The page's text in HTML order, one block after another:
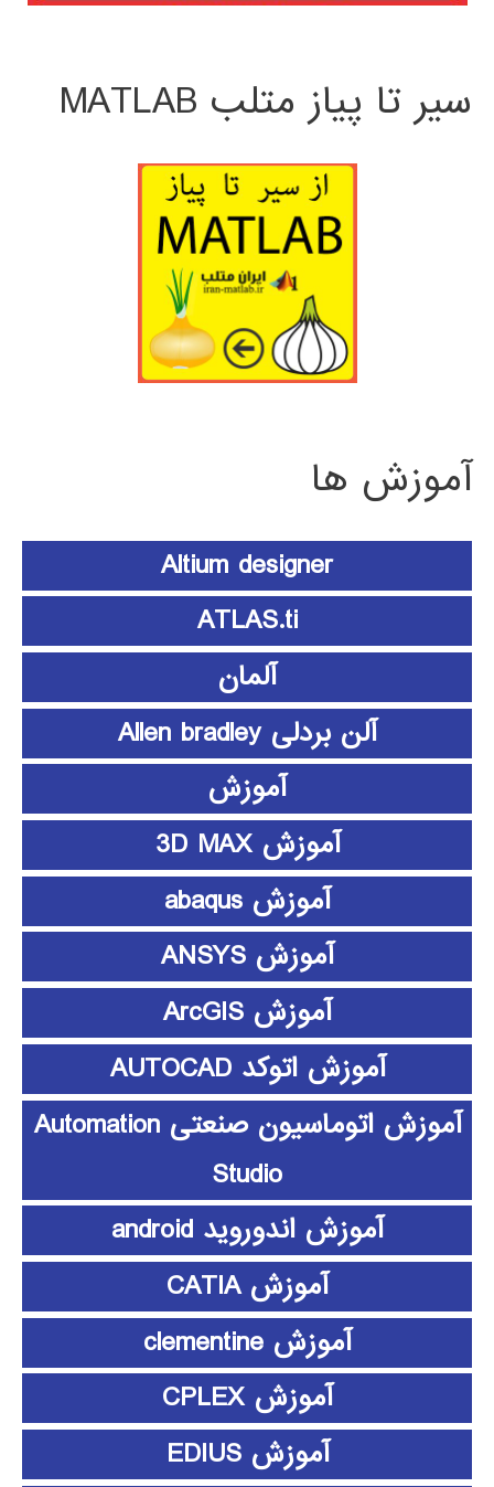
سیر تا پیاز متلب MATLAB
آموزش ها
Altium designer
ATLAS.ti
آلمان
آلن بردلی Allen bradley
آموزش
آموزش 3D MAX
آموزش abaqus
آموزش ANSYS
آموزش ArcGIS
آموزش اتوکد AUTOCAD
آموزش اتوماسیون صنعتی Automation
Studio
آموزش اندوروید android
آموزش CATIA
آموزش clementine
آموزش CPLEX
آموزش EDIUS